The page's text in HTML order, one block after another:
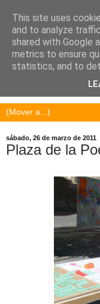
sábado, 26 de marzo de 2011
Plaza de la
This site uses
and to analyze
shared with Google
metrics to ensure
statistics, and to